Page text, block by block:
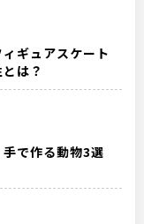
ギュアスケート
は？
で作る動物3選